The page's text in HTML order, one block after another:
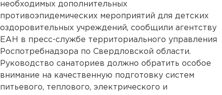
необходимых дополнительных
противоэпидемических мероприятий для детских
оздоровительных учреждений, сообщили агентству
ЕАН в пресс-службе территориального управления
Роспотребнадзора по Свердловской области.
Руководство санаториев должно обратить особое
внимание на качественную подготовку систем
питьевого, теплового, электрического и